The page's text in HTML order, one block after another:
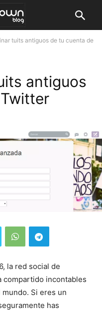
tuits antiguos de tu cuenta de
antiguos
la red social de
compartido incontables
Si eres un
has